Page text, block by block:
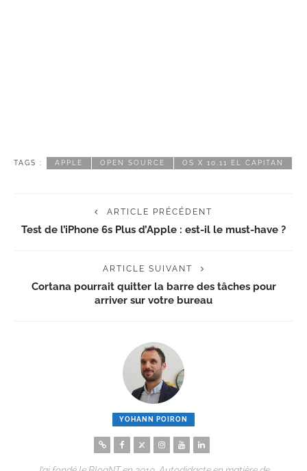
TAGS : APPLE OPEN SOURCE OS X 10.11 EL CAPITAN
ARTICLE PRÉCÉDENT
Test de l’iPhone 6s Plus d’Apple : est-il le must-have ?
ARTICLE SUIVANT
Cortana pourrait quitter la barre des tâches pour
arriver sur votre bureau
YOHANN POIRON